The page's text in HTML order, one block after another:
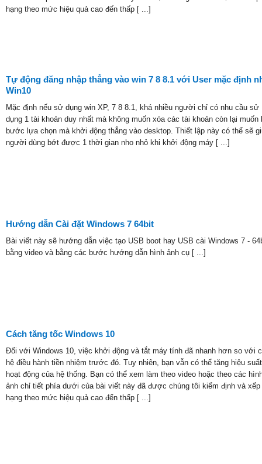
hạng theo mức hiệu quả cao đến thấp [ ...]
Tự động đăng nhập thẳng vào win 7 8 8.1 với User mặc định
Win10
Mặc định nếu sử dụng win XP, 7 8 8.1, khá nhiều người chỉ có nhu cầu sử
dụng 1 tài khoản duy nhất mà không muốn xóa các tài khoản còn lại muốn
bước lựa chọn mà khởi động thẳng vào desktop. Thiết lập này có thể sẽ
người dùng bớt được 1 thời gian nho nhỏ khi khởi động máy [ ...]
Hướng dẫn Cài đặt Windows 7 64bit
Bài viết này sẽ hướng dẫn việc tạo USB boot hay USB cài Windows 7 -
bằng video và bằng các bước hướng dẫn hình ảnh cụ [ ...]
Cách tăng tốc Windows 10
Đối với Windows 10, việc khởi động và tắt máy tính đã nhanh hơn so với
hệ điều hành tiền nhiệm trước đó. Tuy nhiên, bạn vẫn có thể tăng hiệu suất
hoạt động của hệ thống. Bạn có thể xem làm theo video hoặc theo các
ảnh chỉ tiết phía dưới của bài viết này đã được chúng tôi kiểm định và xếp
hạng theo mức hiệu quả cao đến thấp [ ...]